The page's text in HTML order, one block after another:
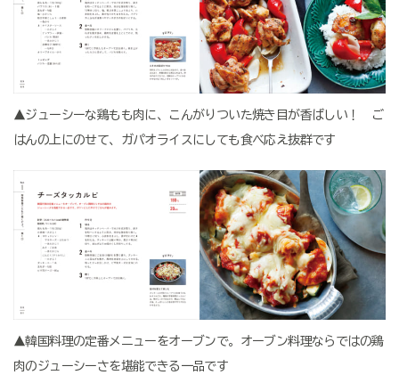
▲ジューシーな鶏もも肉に、こんがりついた焼き目が香ばしい！ ご
はんの上にのせて、ガパオライスにしても食べ応え抜群です
▲韓国料理の定番メニューをオーブンで。オーブン料理ならではの鶏
肉のジューシーさを堪能できる一品です